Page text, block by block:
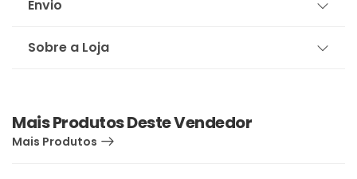
Envio
Sobre a Loja
Mais Produtos Deste Vendedor
Mais Produtos